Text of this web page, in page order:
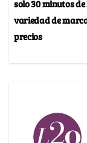
solo 30 minutos
variedad de
precios